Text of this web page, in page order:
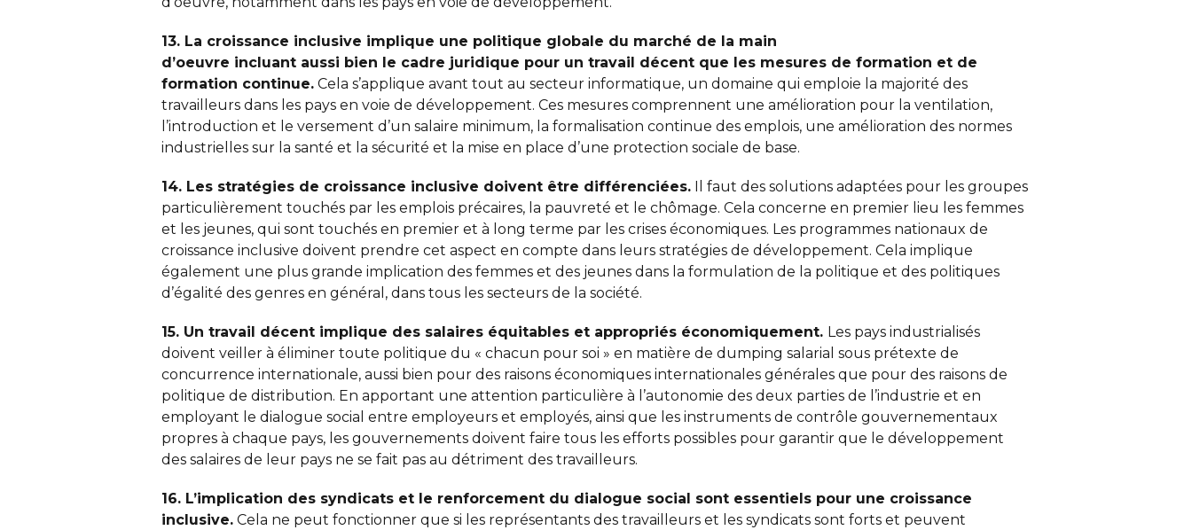
13. La croissance inclusive implique une politique globale du marché de la main
d’oeuvre incluant aussi bien le cadre juridique pour un travail décent que les mesures de formation et de
formation continue. Cela s’applique avant tout au secteur informatique, un domaine qui emploie la majorité des
travailleurs dans les pays en voie de développement. Ces mesures comprennent une amélioration pour la ventilation,
l’introduction et le versement d’un salaire minimum, la formalisation continue des emplois, une amélioration des normes
industrielles sur la santé et la sécurité et la mise en place d’une protection sociale de base.
14. Les stratégies de croissance inclusive doivent être différenciées. Il faut des solutions adaptées pour les groupes
particulièrement touchés par les emplois précaires, la pauvreté et le chômage. Cela concerne en premier lieu les femmes
et les jeunes, qui sont touchés en premier et à long terme par les crises économiques. Les programmes nationaux de
croissance inclusive doivent prendre cet aspect en compte dans leurs stratégies de développement. Cela implique
également une plus grande implication des femmes et des jeunes dans la formulation de la politique et des politiques
d’égalité des genres en général, dans tous les secteurs de la société.
15. Un travail décent implique des salaires équitables et appropriés économiquement. Les pays industrialisés
doivent veiller à éliminer toute politique du « chacun pour soi » en matière de dumping salarial sous prétexte de
concurrence internationale, aussi bien pour des raisons économiques internationales générales que pour des raisons de
politique de distribution. En apportant une attention particulière à l’autonomie des deux parties de l’industrie et en
employant le dialogue social entre employeurs et employés, ainsi que les instruments de contrôle gouvernementaux
propres à chaque pays, les gouvernements doivent faire tous les efforts possibles pour garantir que le développement
des salaires de leur pays ne se fait pas au détriment des travailleurs.
16. L’implication des syndicats et le renforcement du dialogue social sont essentiels pour une croissance
inclusive. Cela ne peut fonctionner que si les représentants des travailleurs et les syndicats sont forts et peuvent